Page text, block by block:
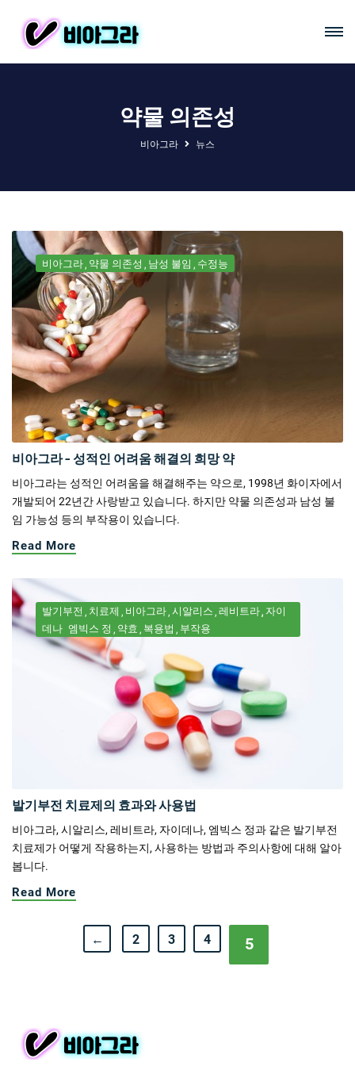
약물 의존성
비아그라 뉴스
비아그라 약물 의존성 남성 불임 수정능
비아그라 - 성적인 어려움 해결의 희망 약
비아그라는 성적인 어려움을 해결해주는 약으로, 1998년 화이자에서
개발되어 22년간 사랑받고 있습니다. 하지만 약물 의존성과 남성 불
임 가능성 등의 부작용이 있습니다.
Read More
발기부전 치료제 비아그라 시알리스 레비트라 자이
데나 엠빅스 정 약효 복용법 부작용
발기부전 치료제의 효과와 사용법
비아그라, 시알리스, 레비트라, 자이데나, 엠빅스 정과 같은 발기부전
치료제가 어떻게 작용하는지, 사용하는 방법과 주의사항에 대해 알아
봅니다.
Read More
← 2 3 4 5